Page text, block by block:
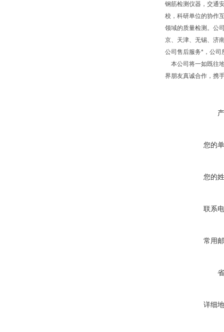
钢筋检测仪器，交通
校，科研单位的协作
领域的质量检测。公
京、天津、无锡、济
公司售后服务*，公司
本公司将一如既往
界朋友真诚合作，携
您的
您的
联系
常用
详细